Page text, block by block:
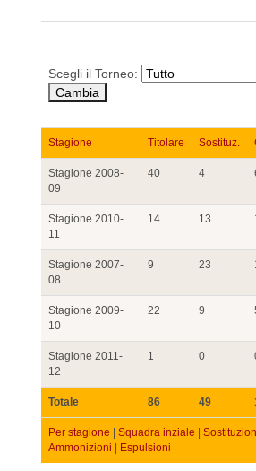
Scegli il Torneo:
Stagione Titolare Sostituz.
Stagione 2008-
09
40 4
Stagione 2010-
11
14 13
Stagione 2007-
08
9 23
Stagione 2009-
10
22 9
Stagione 2011-
12
1 0
Totale 86 49
Per stagione Squadra inziale
Ammonizioni
Espulsioni